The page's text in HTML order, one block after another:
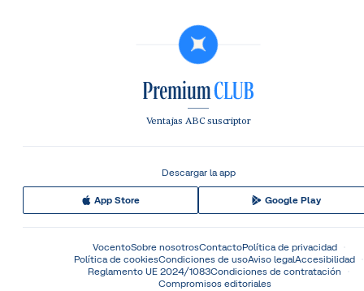
Ventajas ABC suscriptor
Descargar la app
App Store Google Play
VocentoSobre nosotrosContactoPolítica de privacidad
Política de cookiesCondiciones de usoAviso legalAccesibilidad
Reglamento UE 2024/1083Condiciones de contratación
Compromisos editoriales